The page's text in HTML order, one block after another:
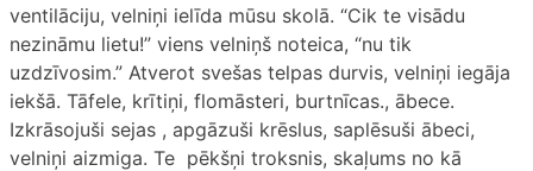
ventilāciju, velniņi ielīda mūsu skolā. “Cik te visādu
nezināmu lietu!” viens velniņš noteica, “nu tik
uzdzīvosim.” Atverot svešas telpas durvis, velniņi iegāja
iekšā. Tāfele, krītiņi, flomāsteri, burtnīcas., ābece.
Izkrāsojuši sejas , apgāzuši krēslus, saplēsuši ābeci,
velniņi aizmiga. Te pēkšņi troksnis, skaļums no kā